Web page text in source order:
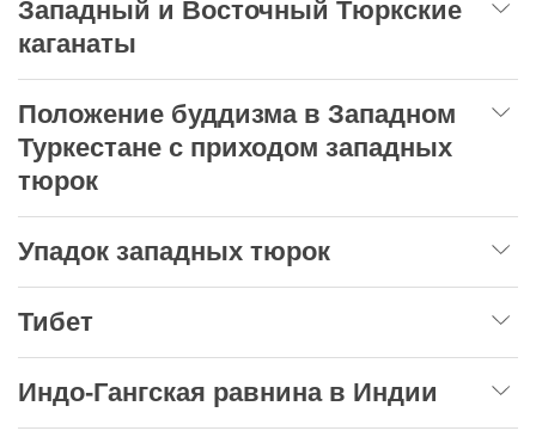
Западный и Восточный Тюркские
каганаты
Положение буддизма в Западном
Туркестане с приходом западных
тюрок
Упадок западных тюрок
Тибет
Индо-Гангская равнина в Индии